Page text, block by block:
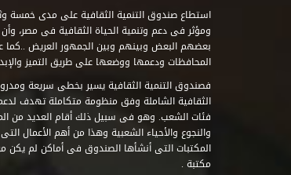
ومؤثر فى دعم وتنمية الحياة الثقافية فى مصر، وأن
بعضهم البعض وبينهم وبين الجمهور العريض
المحافظات ودعمها ووضعها على طريق التميز
فصندوق التنمية الثقافية يسير بخطى سريعة
الثقافية الشاملة وفق منظومة متكاملة تهدف
فئات الشعب. وهو فى سبيل ذلك أقام العديد من
والنجوع والأحياء الشعبية وهذا من أهم الأعمال
مكتبة .